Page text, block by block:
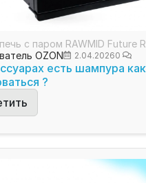
с паром RAWMID Future
OZON
2.04.20260
есть шампура
?